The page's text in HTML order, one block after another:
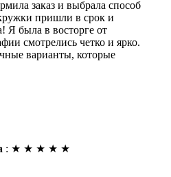
заказ и выбрала способ
пришли в срок и
Я была в восторге от
смотрелись четко и ярко.
варианты, которые
: ★ ★ ★ ★ ★